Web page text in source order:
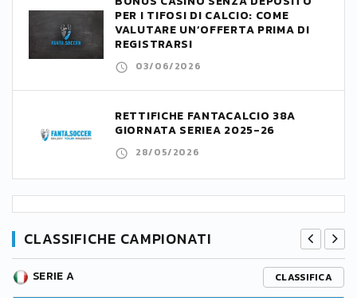
PER I TIFOSI DI CALCIO: COME
VALUTARE UN’OFFERTA PRIMA DI
REGISTRARSI
03/06/2026
RETTIFICHE FANTACALCIO 38A
GIORNATA SERIEA 2025-26
28/05/2026
CLASSIFICHE CAMPIONATI
SERIE A CLASSIFICA